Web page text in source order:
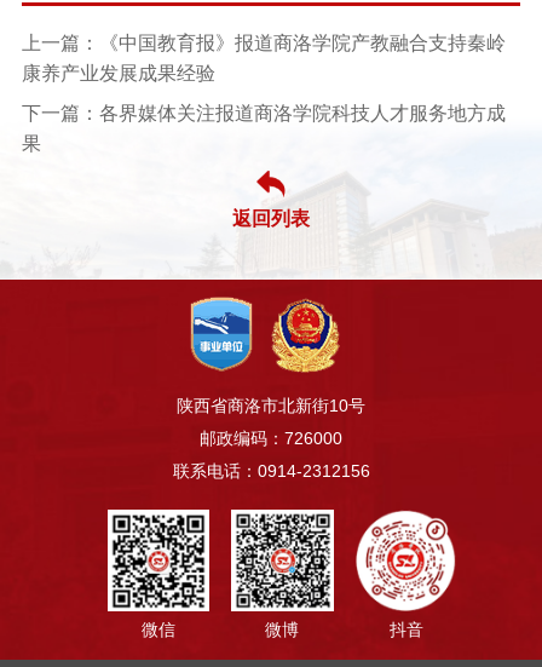
上一篇：《中国教育报》报道商洛学院产教融合支持秦岭
康养产业发展成果经验
下一篇：各界媒体关注报道商洛学院科技人才服务地方成
果
返回列表
陕西省商洛市北新街10号
邮政编码：726000
联系电话：0914-2312156
微信 微博 抖音